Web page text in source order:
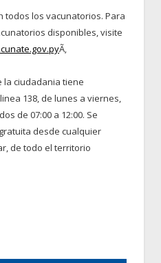
todos los vacunatorios. Para
disponibles, visite
Ã‚
la ciudadania tiene
138, de lunes a viernes,
de 07:00 a 12:00. Se
desde cualquier
de todo el territorio